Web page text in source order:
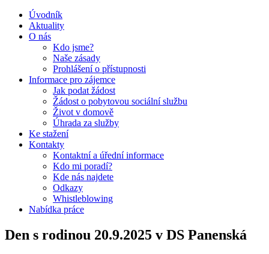
Úvodník
Aktuality
O nás
Kdo jsme?
Naše zásady
Prohlášení o přístupnosti
Informace pro zájemce
Jak podat žádost
Žádost o pobytovou sociální službu
Život v domově
Úhrada za služby
Ke stažení
Kontakty
Kontaktní a úřední informace
Kdo mi poradí?
Kde nás najdete
Odkazy
Whistleblowing
Nabídka práce
Den s rodinou 20.9.2025 v DS Panenská